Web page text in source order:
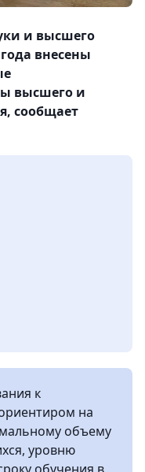
и высшего
внесены
высшего и
сообщает
к
на
объему
уровню